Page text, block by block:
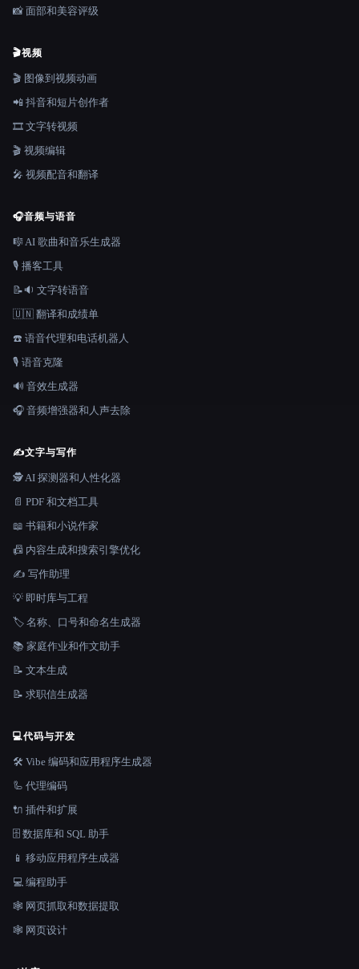
📸 面部和美容评级
🎬视频
🎬 图像到视频动画
📲 抖音和短片创作者
🎞️ 文字转视频
🎬 视频编辑
🎤 视频配音和翻译
🎧音频与语音
🎼 AI 歌曲和音乐生成器
🎙️ 播客工具
📝🔉 文字转语音
🇺🇳 翻译和成绩单
☎️ 语音代理和电话机器人
🎙️ 语音克隆
🔊 音效生成器
🎧 音频增强器和人声去除
✍️文字与写作
🕵️ AI 探测器和人性化器
📄 PDF 和文档工具
📖 书籍和小说作家
📠 内容生成和搜索引擎优化
✍️ 写作助理
💡 即时库与工程
🏷️ 名称、口号和命名生成器
📚 家庭作业和作文助手
📝 文本生成
📝 求职信生成器
💻代码与开发
🛠️ Vibe 编码和应用程序生成器
🦾 代理编码
🔌 插件和扩展
🗄️ 数据库和 SQL 助手
📱 移动应用程序生成器
💻 编程助手
🕸️ 网页抓取和数据提取
🕸 网页设计